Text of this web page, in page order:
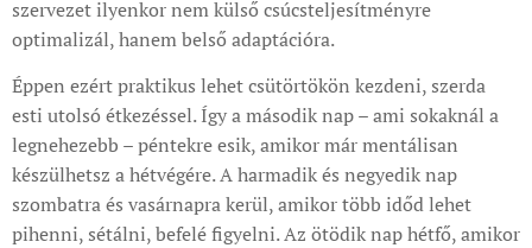
szervezet ilyenkor nem külső csúcsteljesítményre
optimalizál, hanem belső adaptációra.
Éppen ezért praktikus lehet csütörtökön kezdeni, szerda
esti utolsó étkezéssel. Így a második nap – ami sokaknál a
legnehezebb – péntekre esik, amikor már mentálisan
készülhetsz a hétvégére. A harmadik és negyedik nap
szombatra és vasárnapra kerül, amikor több időd lehet
pihenni, sétálni, befelé figyelni. Az ötödik nap hétfő, amikor